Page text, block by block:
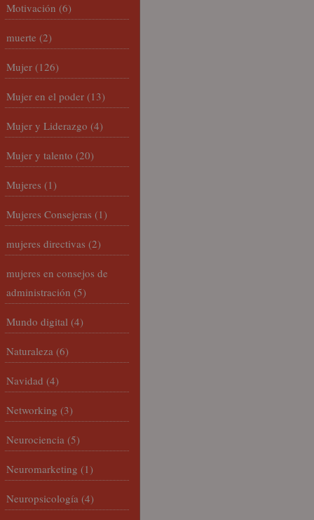
Motivación (6)
muerte (2)
Mujer (126)
Mujer en el poder (13)
Mujer y Liderazgo (4)
Mujer y talento (20)
Mujeres (1)
Mujeres Consejeras (1)
mujeres directivas (2)
mujeres en consejos de
administración (5)
Mundo digital (4)
Naturaleza (6)
Navidad (4)
Networking (3)
Neurociencia (5)
Neuromarketing (1)
Neuropsicología (4)